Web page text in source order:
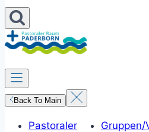
Back To Main
Pastoraler
Gruppen/